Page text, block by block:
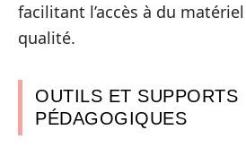
facilitant l’accès à du
qualité.
OUTILS ET SUPPORTS
PÉDAGOGIQUES